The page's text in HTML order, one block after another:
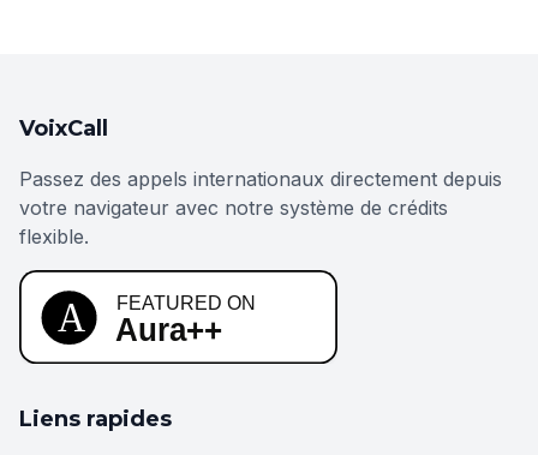
VoixCall
Passez des appels internationaux directement depuis
votre navigateur avec notre système de crédits
flexible.
Liens rapides